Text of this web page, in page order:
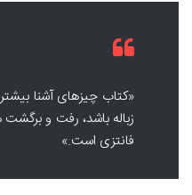
«کتاب چیزهای آشنا
زباله باشد، رفت و
فانتزی است.»